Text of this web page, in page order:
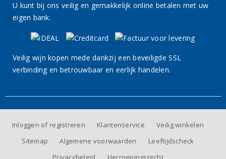
U kunt bij ons veilig en gemakkelijk online betalen met uw
eigen bank.
Veilig wijn kopen mede dankzij een beveiligde SSL
verbinding en betrouwbaar en eerlijk handelen.
Inloggen of registreren Klantenservice
Veilig winkelen
Sitemap
Algemene voorwaarden
Leeftijdscheck
Privacybeleid
Herroepingsrecht